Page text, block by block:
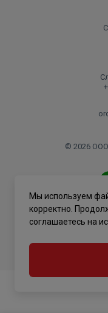
© 2026
Мы используем
корректно.
соглашаетесь на